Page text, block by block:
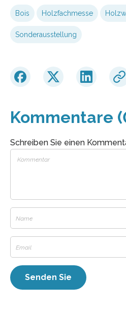
Bois Holzfachmesse
Sonderausstellung
Kommentare
Schreiben Sie einen